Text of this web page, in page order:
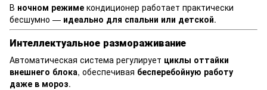
В ночном режиме кондиционер работает практически
бесшумно — идеально для спальни или детской.
Интеллектуальное размораживание
Автоматическая система регулирует циклы оттайки
внешнего блока, обеспечивая бесперебойную работу
даже в мороз.